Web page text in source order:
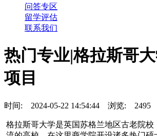
问答专区
留学评估
联系我们
热门专业|格拉斯哥
项目
时间: 2024-05-22 14:54:44 浏览: 2495
格拉斯哥大学是英国苏格兰地区古老院校